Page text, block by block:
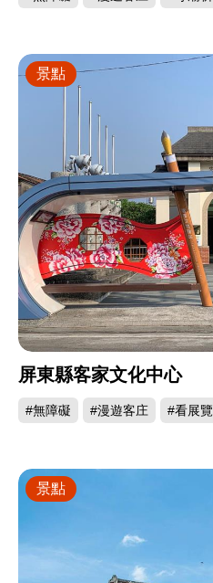
屏東縣客家文化中心
#無障礙 #漫遊客庄 #看展覽
景點
景點